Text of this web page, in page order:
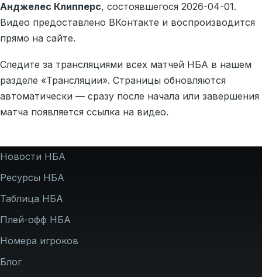
Анджелес Клипперс, состоявшегося 2026-04-01.
Видео предоставлено ВКонтакте и воспроизводится
прямо на сайте.
Следите за трансляциями всех матчей НБА в нашем
разделе «Трансляции». Страницы обновляются
автоматически — сразу после начала или завершения
матча появляется ссылка на видео.
Подвал
Новости НБА
Ресурсы НБА
Таблица НБА
Плей-офф НБА
Номера игроков
Блог